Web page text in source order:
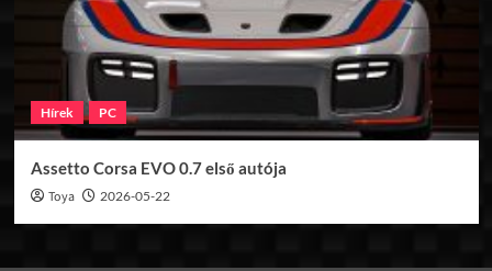
Hírek PC
Assetto Corsa EVO 0.7 első autója
Toya 2026-05-22